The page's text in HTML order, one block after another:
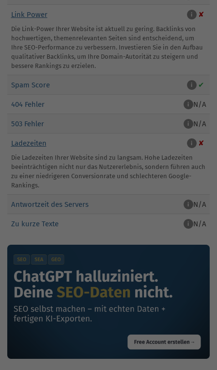
Link Power i ✘
Die Link-Power Ihrer Website ist aktuell zu gering. Backlinks von
hochwertigen, themenrelevanten Seiten sind entscheidend, um
Ihre SEO-Performance zu verbessern. Investieren Sie in den Aufbau
qualitativer Backlinks, um Ihre Domain-Autorität zu steigern und
bessere Rankings zu erzielen.
Spam Score i ✔
404 Fehler i N/A
503 Fehler i N/A
Ladezeiten i ✘
Die Ladezeiten Ihrer Website sind zu langsam. Hohe Ladezeiten
beeinträchtigen nicht nur das Nutzererlebnis, sondern führen auch
zu einer niedrigeren Conversionrate und schlechteren Google-
Rankings.
Antwortzeit des Servers i N/A
Zu kurze Texte i N/A